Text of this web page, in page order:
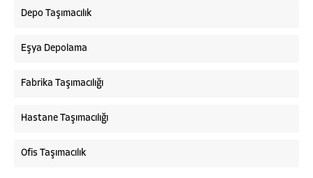
Depo Taşımacılık
Eşya Depolama
Fabrika Taşımacılığı
Hastane Taşımacılığı
Ofis Taşımacılık